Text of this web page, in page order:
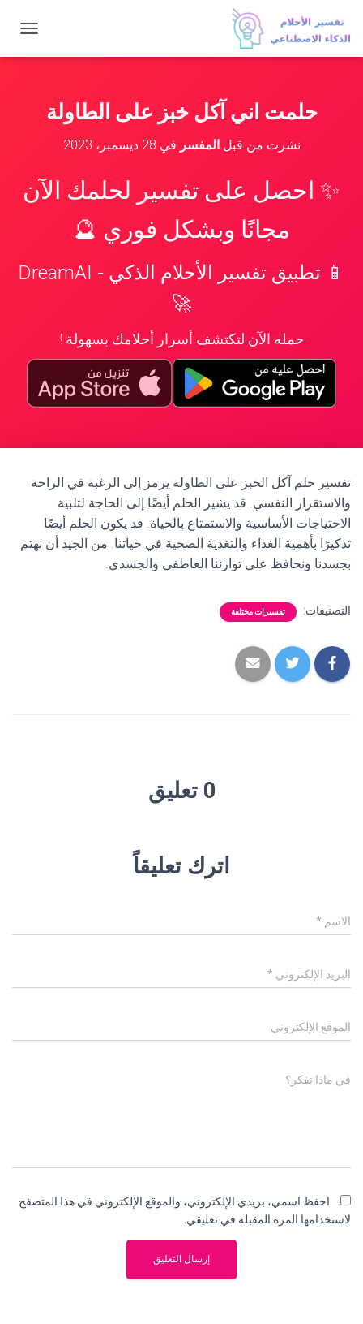
ب
ل
حلمت اني آكل خبز على الطاولة
نشرت من قبلالمفسر في 28 ديسمبر، 2023
✨ احصل على تفسير لحلمك الآن
مجانًا وبشكل فوري 🔮
📱 تطبيق تفسير الأحلام الذكي - DreamAI
🚀
حمله الآن لتكتشف أسرار أحلامك بسهولة !
تفسير حلم آكل الخبز على الطاولة يرمز إلى الرغبة في الراحة
والاستقرار النفسي. قد يشير الحلم أيضًا إلى الحاجة لتلبية
الاحتياجات الأساسية والاستمتاع بالحياة. قد يكون الحلم أيضًا
تذكيرًا بأهمية الغذاء والتغذية الصحية في حياتنا. من الجيد أن نهتم
بجسدنا ونحافظ على توازننا العاطفي والجسدي.
التصنيفات: تفسيرات مختلفة
0 تعليق
اترك تعليقاً
الاسم *
البريد الإلكتروني *
الموقع الإلكتروني
في ماذا تفكر؟
احفظ اسمي، بريدي الإلكتروني، والموقع الإلكتروني في هذا المتصفح
لاستخدامها المرة المقبلة في تعليقي.